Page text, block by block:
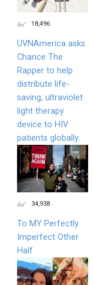
18,496
UVNAmerica asks
Chance The
Rapper to help
distribute life-
saving, ultraviolet
light therapy
device to HIV
patients globally.
34,938
To MY Perfectly
Imperfect Other
Half